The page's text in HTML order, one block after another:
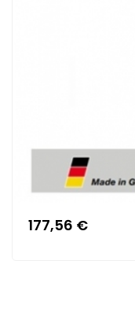
177,56 €